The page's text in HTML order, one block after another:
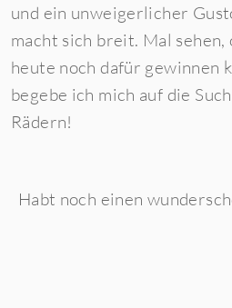
und ein unweigerlicher
macht sich breit. Mal sehen,
heute noch dafür gewinnen
begebe ich mich auf die
Rädern!
Habt noch einen